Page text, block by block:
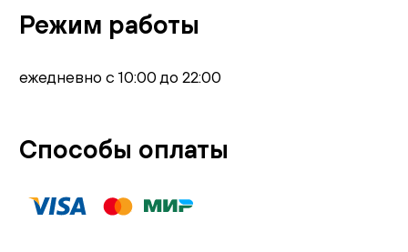
Режим работы
ежедневно с 10:00 до 22:00
Способы оплаты